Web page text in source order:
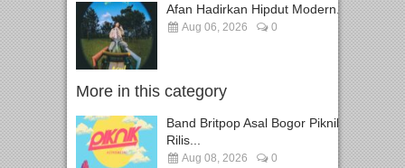
Afan Hadirkan Hipdut Modern...
Aug 06, 2026 0
More in this category
Band Britpop Asal Bogor Piknik
Rilis...
Aug 08, 2026 0